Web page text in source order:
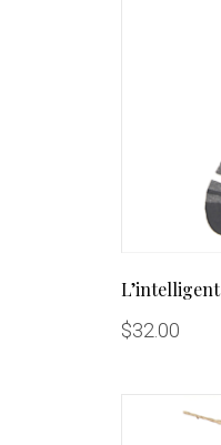
L’intelligent
$32.00